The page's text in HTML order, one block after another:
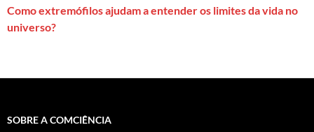
Como extremófilos ajudam a entender os limites da vida no
universo?
SOBRE A COMCIÊNCIA